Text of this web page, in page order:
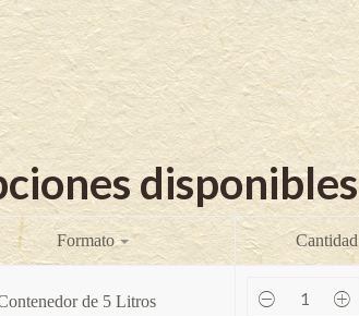
disponibles
Formato Cantidad
de 5 Litros
Aguacate